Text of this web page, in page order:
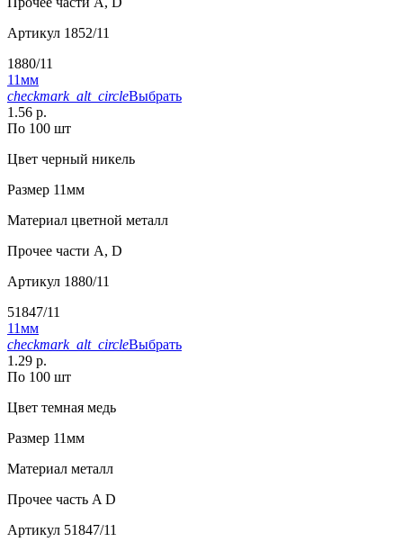
Артикул 1852/11
1880/11
11мм
checkmark_alt_circleВыбрать
1.56 р.
По 100 шт
Цвет черный никель
Размер 11мм
Материал цветной металл
Прочее части А, D
Артикул 1880/11
51847/11
11мм
checkmark_alt_circleВыбрать
1.29 р.
По 100 шт
Цвет темная медь
Размер 11мм
Материал металл
Прочее часть A D
Артикул 51847/11